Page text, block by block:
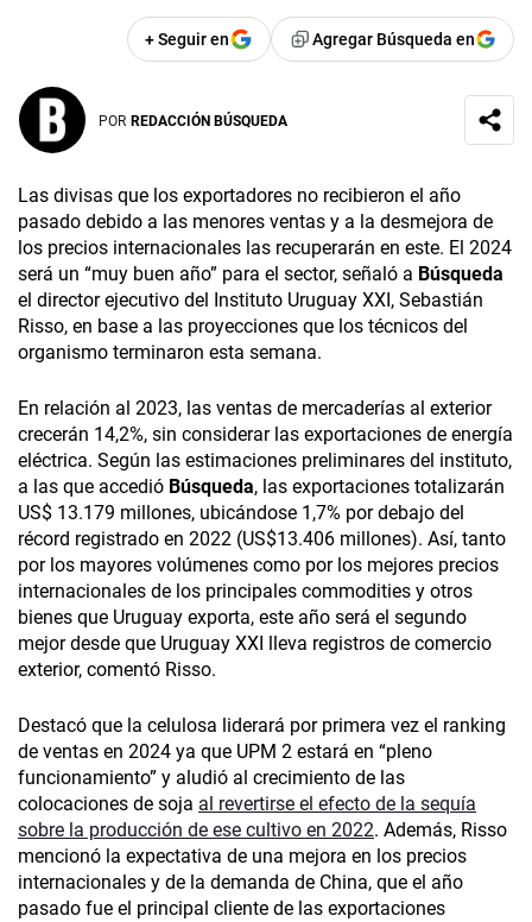
+ Seguir en Agregar Búsqueda en
POR REDACCIÓN BÚSQUEDA
Las divisas que los exportadores no recibieron el año
pasado debido a las menores ventas y a la desmejora de
los precios internacionales las recuperarán en este. El 2024
será un “muy buen año” para el sector, señaló a Búsqueda
el director ejecutivo del Instituto Uruguay XXI, Sebastián
Risso, en base a las proyecciones que los técnicos del
organismo terminaron esta semana.
En relación al 2023, las ventas de mercaderías al exterior
crecerán 14,2%, sin considerar las exportaciones de energía
eléctrica. Según las estimaciones preliminares del instituto,
a las que accedió Búsqueda, las exportaciones totalizarán
US$ 13.179 millones, ubicándose 1,7% por debajo del
récord registrado en 2022 (US$13.406 millones). Así, tanto
por los mayores volúmenes como por los mejores precios
internacionales de los principales commodities y otros
bienes que Uruguay exporta, este año será el segundo
mejor desde que Uruguay XXI lleva registros de comercio
exterior, comentó Risso.
Destacó que la celulosa liderará por primera vez el ranking
de ventas en 2024 ya que UPM 2 estará en “pleno
funcionamiento” y aludió al crecimiento de las
colocaciones de soja al revertirse el efecto de la sequía
sobre la producción de ese cultivo en 2022. Además, Risso
mencionó la expectativa de una mejora en los precios
internacionales y de la demanda de China, que el año
pasado fue el principal cliente de las exportaciones